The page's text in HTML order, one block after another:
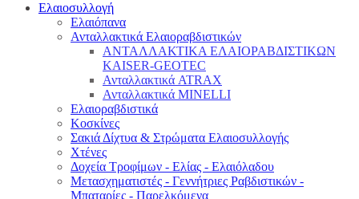
Ελαιοσυλλογή
Ελαιόπανα
Ανταλλακτικά Ελαιοραβδιστικών
ΑΝΤΑΛΛΑΚΤΙΚΑ ΕΛΑΙΟΡΑΒΔΙΣΤΙΚΩΝ
KAISER-GEOTEC
Ανταλλακτικά ATRAX
Ανταλλακτικά MINELLI
Ελαιοραβδιστικά
Κοσκίνες
Σακιά Δίχτυα & Στρώματα Ελαιοσυλλογής
Χτένες
Δοχεία Τροφίμων - Ελίας - Ελαιόλαδου
Μετασχηματιστές - Γεννήτριες Ραβδιστικών -
Μπαταρίες - Παρελκόμενα